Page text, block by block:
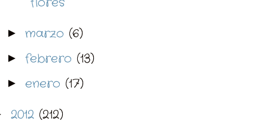
► marzo (6)
► febrero (13)
► enero (17)
2012 (212)